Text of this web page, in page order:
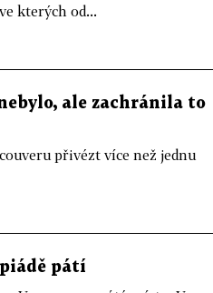
kterých od...
ale zachránila to
přivézt více než jednu
pátí